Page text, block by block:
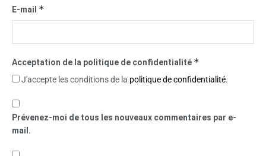
E-mail *
Acceptation de la politique de confidentialité *
J'accepte les conditions de la politique de confidentialité.
Prévenez-moi de tous les nouveaux commentaires par e-
mail.